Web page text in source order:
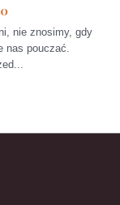
nie znosimy, gdy
nas pouczać.